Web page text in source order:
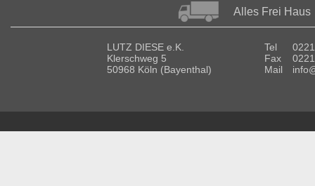
Alles Frei Haus
LUTZ DIESE e.K.
Klerschweg 5
50968 Köln (Bayenthal)
Tel
Fax
Mail